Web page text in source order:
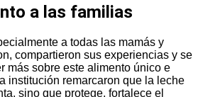
a las familias
a todas las mamás y
compartieron sus experiencias y se
más sobre este alimento único e
institución remarcaron que la leche
sino que protege, fortalece el